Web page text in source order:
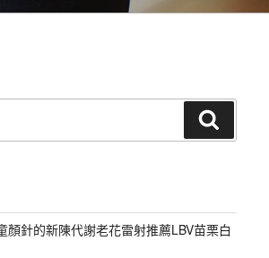
尋
顏針的新陳代謝老花雷射推薦LBV苗栗白